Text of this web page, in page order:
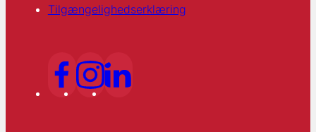
Tilgængelighedserklæring